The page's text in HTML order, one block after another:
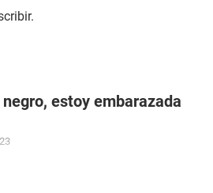
estoy embarazada